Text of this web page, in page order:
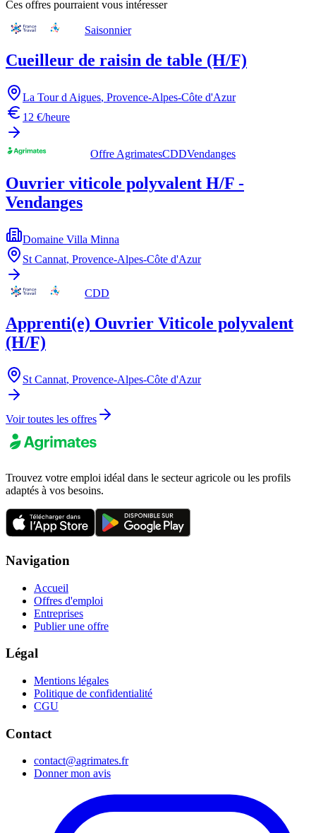
Ces offres pourraient vous intéresser
Saisonnier
Cueilleur de raisin de table (H/F)
La Tour d Aigues, Provence-Alpes-Côte d'Azur
12 €/heure
Offre AgrimatesCDDVendanges
Ouvrier viticole polyvalent H/F -
Vendanges
Domaine Villa Minna
St Cannat, Provence-Alpes-Côte d'Azur
CDD
Apprenti(e) Ouvrier Viticole polyvalent
(H/F)
St Cannat, Provence-Alpes-Côte d'Azur
Voir toutes les offres
Trouvez votre emploi idéal dans le secteur agricole ou les profils
adaptés à vos besoins.
Navigation
Accueil
Offres d'emploi
Entreprises
Publier une offre
Légal
Mentions légales
Politique de confidentialité
CGU
Contact
contact@agrimates.fr
Donner mon avis